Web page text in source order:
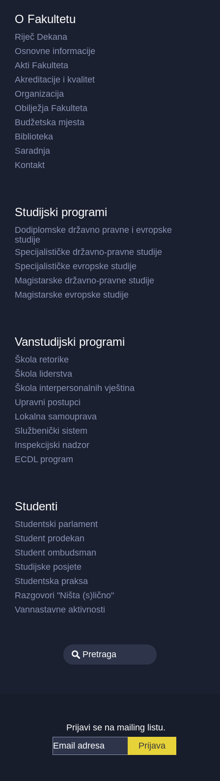
O Fakultetu
Riječ Dekana
Osnovne informacije
Akti Fakulteta
Akreditacije i kvalitet
Organizacija
Obilježja Fakulteta
Budžetska mjesta
Biblioteka
Saradnja
Kontakt
Studijski programi
Dodiplomske državno pravne i evropske
studije
Specijalističke državno-pravne studije
Specijalističke evropske studije
Magistarske državno-pravne studije
Magistarske evropske studije
Vanstudijski programi
Škola retorike
Škola liderstva
Škola interpersonalnih vještina
Upravni postupci
Lokalna samouprava
Službenički sistem
Inspekcijski nadzor
ECDL program
Studenti
Studentski parlament
Student prodekan
Student ombudsman
Studijske posjete
Studentska praksa
Razgovori "Ništa (s)lično"
Vannastavne aktivnosti
Prijavi se na mailing listu.